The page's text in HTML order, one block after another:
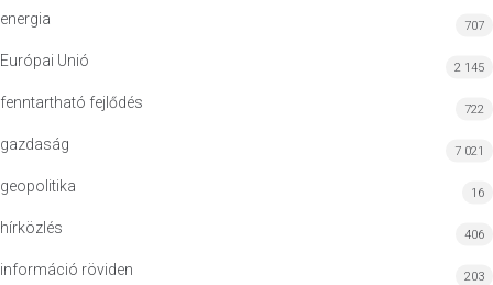
energia 707
Európai Unió 2 145
fenntartható fejlődés 722
gazdaság 7 021
geopolitika 16
hírközlés 406
információ röviden 203